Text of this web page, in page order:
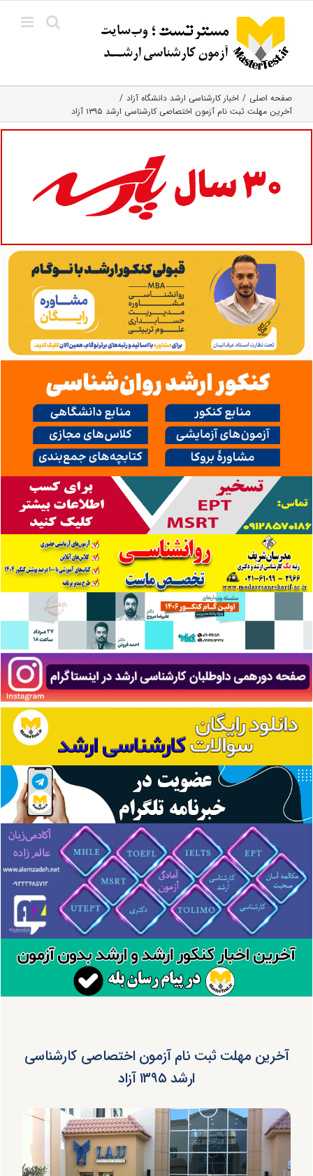
content
صفحه اصلی
اخبار کارشناسی ارشد دانشگاه آزاد
آخرین مهلت ثبت نام آزمون اختصاصی کارشناسی ارشد ۱۳۹۵ آزاد
آخرین مهلت ثبت نام آزمون اختصاصی کارشناسی
ارشد ۱۳۹۵ آزاد